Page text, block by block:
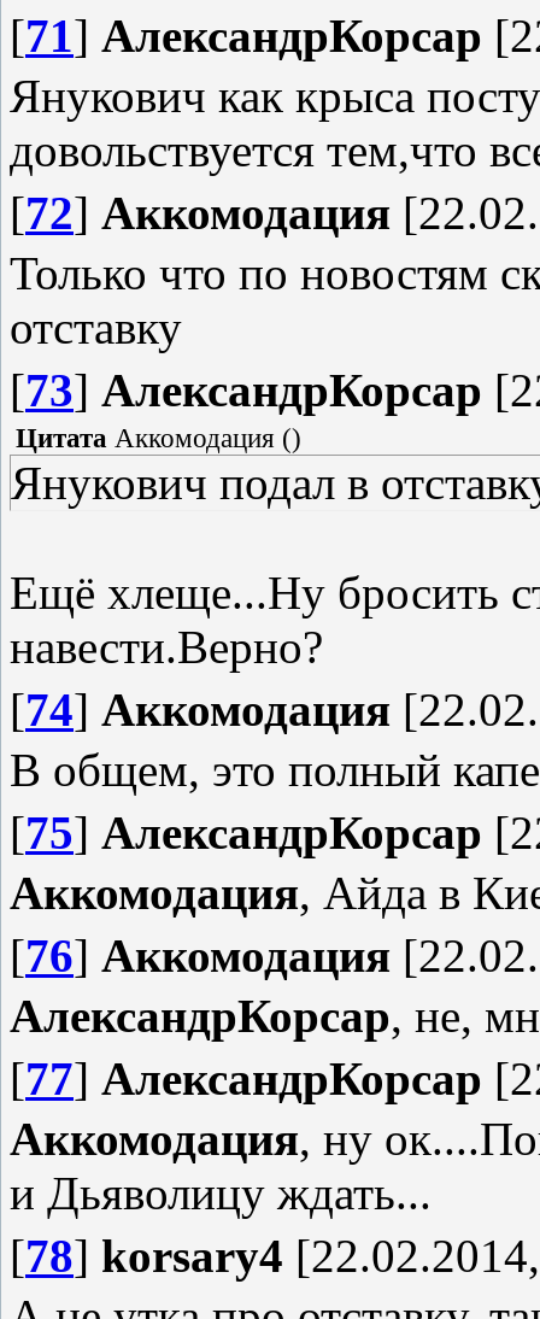
[71] АлександрКорсар
Янукович как крыса
довольствуется тем,что
[72] Аккомодация
Только что по новостям
отставку
[73] АлександрКорсар
Цитата Аккомодация ()
Янукович подал в
Ещё хлеще...Ну бросить
навести.Верно?
[74] Аккомодация
В общем, это полный
[75] АлександрКорсар
Аккомодация, Айда в
[76] Аккомодация
АлександрКорсар, не,
[77] АлександрКорсар
Аккомодация, ну
и Дьяволицу ждать...
[78] korsary4